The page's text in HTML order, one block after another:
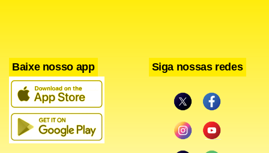
A governadora Mailza Assis também lamentou o
falecimento. “Nenhuma palavra é capaz de amenizar a dor
de uma perda tão grande. Que Deus acolha Rafaela em sua
infinita misericórdia e conceda conforto, força e serenidade
Baixe nosso app Siga nossas redes